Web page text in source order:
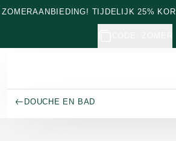
Naar hoofdinhoud gaan
ZOMERAANBIEDING! TIJDELIJK 25%
DOUCHE EN BAD